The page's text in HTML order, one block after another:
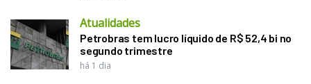
Atualidades
Petrobras tem lucro líquido de R$ 52,4 bi no
segundo trimestre
há 1 dia